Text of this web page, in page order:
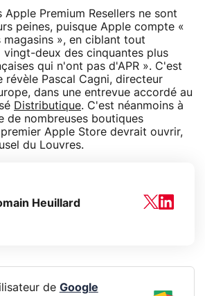
Apple Premium Resellers ne sont
peines, puisque Apple compte «
», en ciblant tout
vingt-deux des cinquantes plus
qui n'ont pas d'APR ». C'est
révèle Pascal Cagni, directeur
dans une entrevue accordé au
Distributique. C'est néanmoins à
de nombreuses boutiques
premier Apple Store devrait ouvrir,
du Louvres.
Heuillard
de Google